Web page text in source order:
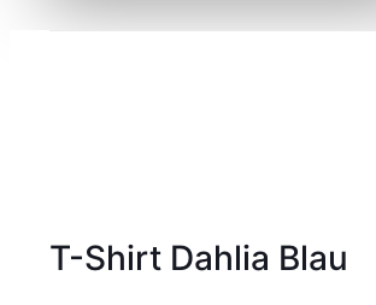
T-Shirt Dahlia Blau